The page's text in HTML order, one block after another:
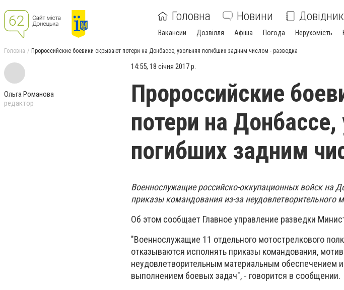
Головна Новини Довідник
Вакансии Дозвілля Афіша Погода Нерухомість
Головна Пророссийские боевики скрывают потери на Донбассе, увольняя погибших задним числом - разведка
Ольга Романова
редактор
14:55, 18 січня 2017 р.
Пророссийские
потери на Донбассе,
погибших задним
Военнослужащие российско-оккупационных войск на
приказы командования из-за неудовлетворительного
Об этом сообщает Главное управление разведки
"Военнослужащие 11 отдельного мотострелкового
отказываются исполнять приказы командования,
неудовлетворительным материальным обеспечением
выполнением боевых задач", - говорится в сообщении.